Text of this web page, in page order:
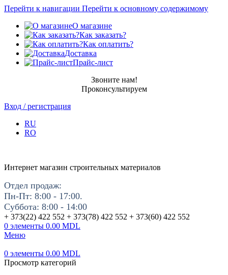
Перейти к навигации Перейти к основному содержимому
О магазине
Как заказать?
Как оплатить?
Доставка
Прайс-лист
Звоните нам!
Проконсультируем
Вход / регистрация
RU
RO
Интернет магазин строительных материалов
Отдел продаж:
Пн-Пт: 8:00 - 17:00.
Суббота: 8:00 - 14:00
+ 373(22) 422 552 + 373(78) 422 552 + 373(60) 422 552
0 элементы 0.00 MDL
Меню
0 элементы 0.00 MDL
Просмотр категорий